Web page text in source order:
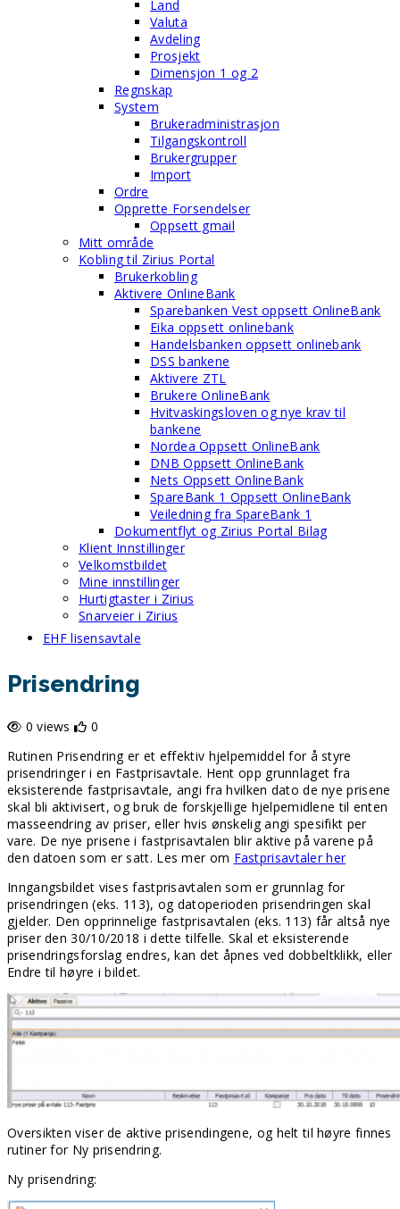
Land
Valuta
Avdeling
Prosjekt
Dimensjon 1 og 2
Regnskap
System
Brukeradministrasjon
Tilgangskontroll
Brukergrupper
Import
Ordre
Opprette Forsendelser
Oppsett gmail
Mitt område
Kobling til Zirius Portal
Brukerkobling
Aktivere OnlineBank
Sparebanken Vest oppsett OnlineBank
Eika oppsett onlinebank
Handelsbanken oppsett onlinebank
DSS bankene
Aktivere ZTL
Brukere OnlineBank
Hvitvaskingsloven og nye krav til
bankene
Nordea Oppsett OnlineBank
DNB Oppsett OnlineBank
Nets Oppsett OnlineBank
SpareBank 1 Oppsett OnlineBank
Veiledning fra SpareBank 1
Dokumentflyt og Zirius Portal Bilag
Klient Innstillinger
Velkomstbildet
Mine innstillinger
Hurtigtaster i Zirius
Snarveier i Zirius
EHF lisensavtale
Prisendring
0 views
0
Rutinen Prisendring er et effektiv hjelpemiddel for å styre
prisendringer i en Fastprisavtale. Hent opp grunnlaget fra
eksisterende fastprisavtale, angi fra hvilken dato de nye prisene
skal bli aktivisert, og bruk de forskjellige hjelpemidlene til enten
masseendring av priser, eller hvis ønskelig angi spesifikt per
vare. De nye prisene i fastprisavtalen blir aktive på varene på
den datoen som er satt. Les mer om Fastprisavtaler her
Inngangsbildet vises fastprisavtalen som er grunnlag for
prisendringen (eks. 113), og datoperioden prisendringen skal
gjelder. Den opprinnelige fastprisavtalen (eks. 113) får altså nye
priser den 30/10/2018 i dette tilfelle. Skal et eksisterende
prisendringsforslag endres, kan det åpnes ved dobbeltklikk, eller
Endre til høyre i bildet.
Oversikten viser de aktive prisendingene, og helt til høyre finnes
rutiner for Ny prisendring.
Ny prisendring: